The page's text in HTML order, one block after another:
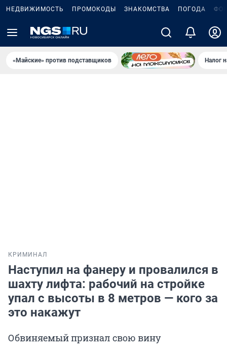
НЕДВИЖИМОСТЬ ПРОМОКОДЫ ЗНАКОМСТВА ПОГОДА
«Майские» против подставщиков Налог
КРИМИНАЛ
Наступил на фанеру и провалился в
шахту лифта: рабочий на стройке
упал с высоты в 8 метров — кого за
это накажут
Обвиняемый признал свою вину